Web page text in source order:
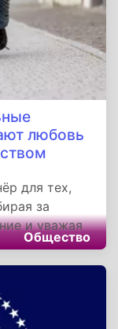
любовь
для тех,
за
и уважая
не просто
частью
Общество